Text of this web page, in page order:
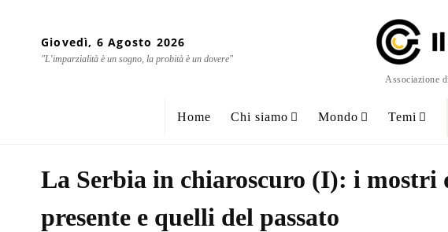
Giovedì, 6 Agosto 2026
"L'imparzialità è un sogno, la probità è un dovere"
Associazione
Home Chi siamo Mondo Temi
La Serbia in chiaroscuro (I): i mostri
presente e quelli del passato